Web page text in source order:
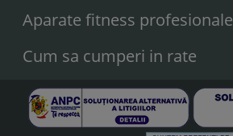
Aparate fitness profesionale
Cum sa cumperi in rate